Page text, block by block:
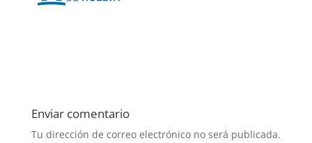
Enviar comentario
Tu dirección de correo electrónico no será publicada.